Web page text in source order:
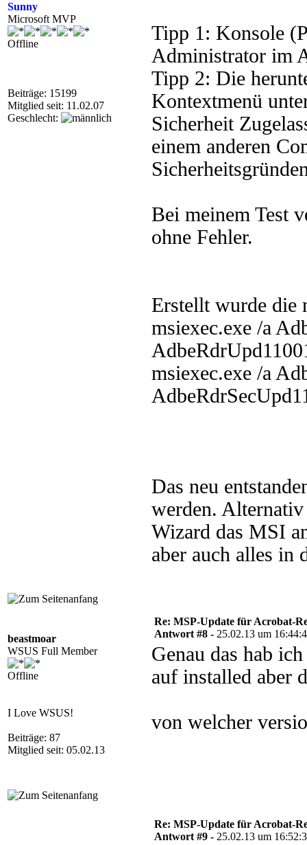
Sunny
Microsoft MVP
Offline
Beiträge: 15199
Mitglied seit: 11.02.07
Geschlecht:
Tipp 1: Konsole
Administrator im
Tipp 2: Die
Kontextmenü
Sicherheit
einem anderen
Bei meinem Test
ohne Fehler.
Erstellt wurde die
msiexec.exe /a
msiexec.exe /a
Das neu
werden.
Wizard das MSI
aber auch alles in
beastmoar
WSUS Full Member
Offline
I Love WSUS!
Beiträge: 87
Mitglied seit: 05.02.13
Re: MSP-Update für Acrobat-
Antwort #8 - 25.02.13 um
Genau das hab
auf installed aber
von welcher
Re: MSP-Update für Acrobat-
Antwort #9 - 25.02.13 um